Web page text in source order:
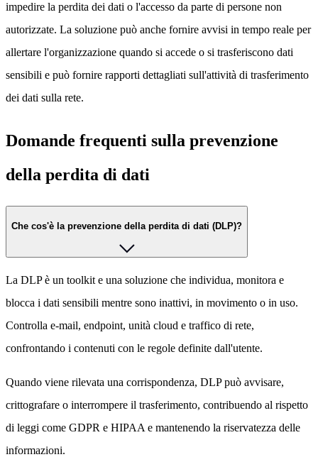
impedire la perdita dei dati o l'accesso da parte di persone non
autorizzate. La soluzione può anche fornire avvisi in tempo reale per
allertare l'organizzazione quando si accede o si trasferiscono dati
sensibili e può fornire rapporti dettagliati sull'attività di trasferimento
dei dati sulla rete.
Domande frequenti sulla prevenzione
della perdita di dati
Che cos'è la prevenzione della perdita di dati (DLP)?
La DLP è un toolkit e una soluzione che individua, monitora e
blocca i dati sensibili mentre sono inattivi, in movimento o in uso.
Controlla e-mail, endpoint, unità cloud e traffico di rete,
confrontando i contenuti con le regole definite dall'utente.
Quando viene rilevata una corrispondenza, DLP può avvisare,
crittografare o interrompere il trasferimento, contribuendo al rispetto
di leggi come GDPR e HIPAA e mantenendo la riservatezza delle
informazioni.